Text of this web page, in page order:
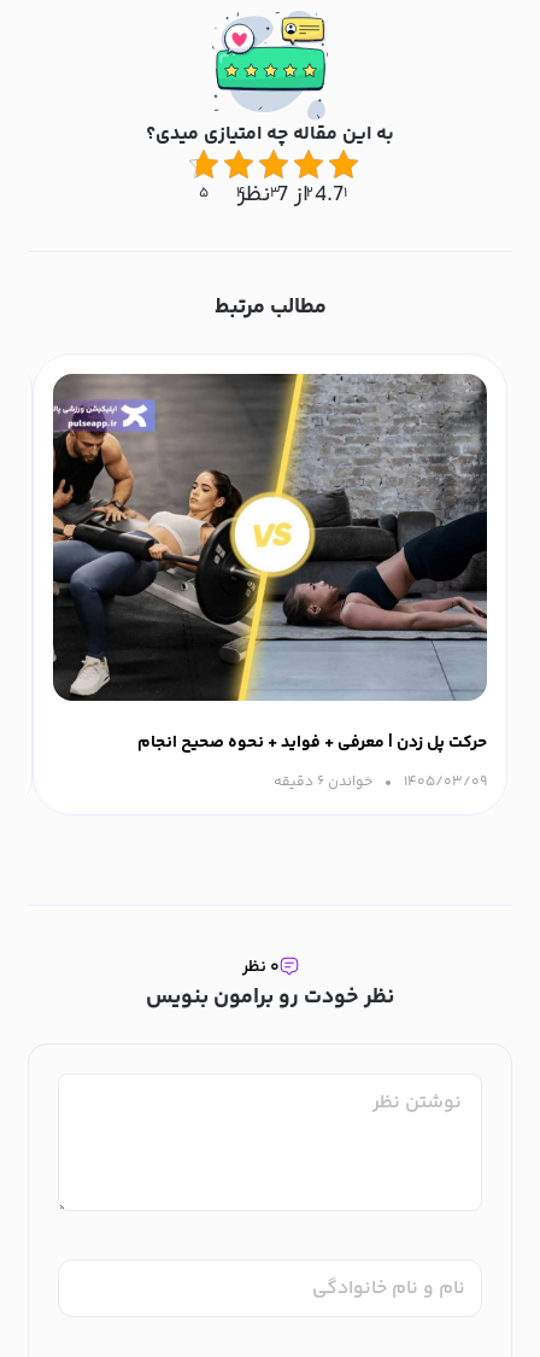
به این مقاله چه امتیازی میدی؟
4.7 از 7 نظر۱ ۲ ۳ ۴ ۵
مطالب مرتبط
حرکت پل زدن | معرفی + فواید + نحوه صحیح انجام
۱۴۰۵/۰۳/۰۹ خواندن ۶ دقیقه‌
نظر خودت رو برامون بنویس
۰ نظر
نام و نام خانوادگی